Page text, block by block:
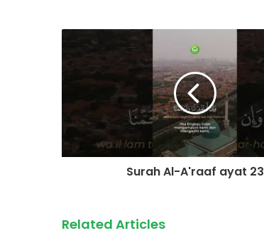
Surah Al-A'raaf ayat 23
Related Articles